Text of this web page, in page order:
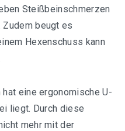
Steißbeinschmerzen
beugt es
Hexenschuss kann
eine ergonomische U-
liegt. Durch diese
mehr mit der